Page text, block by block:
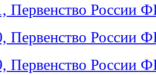
Первенство России
Первенство России
Первенство России